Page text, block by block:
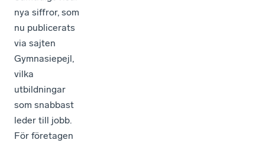
nya siffror, som
nu publicerats
via sajten
Gymnasiepejl,
vilka
utbildningar
som snabbast
leder till jobb.
För företagen